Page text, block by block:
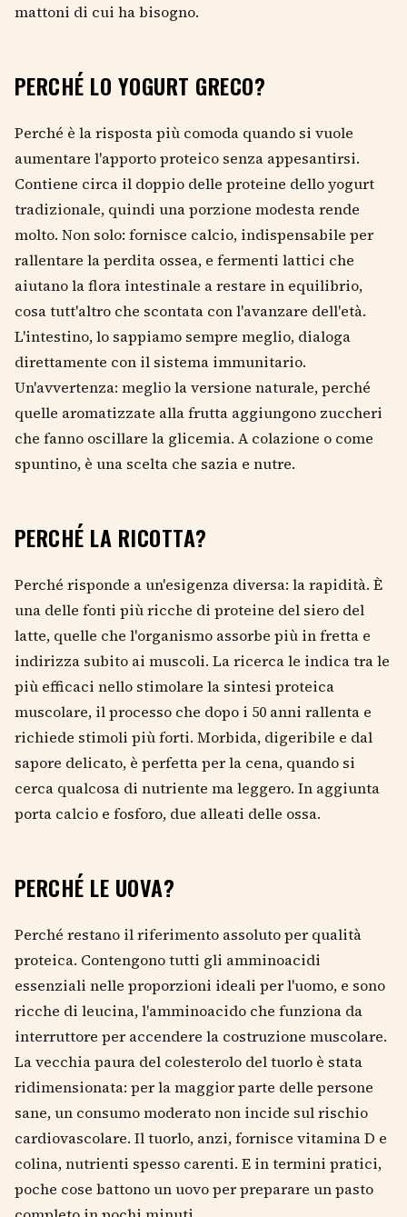
mattoni di cui ha bisogno.
PERCHÉ LO YOGURT GRECO?
Perché è la risposta più comoda quando si vuole
aumentare l'apporto proteico senza appesantirsi.
Contiene circa il doppio delle proteine dello yogurt
tradizionale, quindi una porzione modesta rende
molto. Non solo: fornisce calcio, indispensabile per
rallentare la perdita ossea, e fermenti lattici che
aiutano la flora intestinale a restare in equilibrio,
cosa tutt'altro che scontata con l'avanzare dell'età.
L'intestino, lo sappiamo sempre meglio, dialoga
direttamente con il sistema immunitario.
Un'avvertenza: meglio la versione naturale, perché
quelle aromatizzate alla frutta aggiungono zuccheri
che fanno oscillare la glicemia. A colazione o come
spuntino, è una scelta che sazia e nutre.
PERCHÉ LA RICOTTA?
Perché risponde a un'esigenza diversa: la rapidità. È
una delle fonti più ricche di proteine del siero del
latte, quelle che l'organismo assorbe più in fretta e
indirizza subito ai muscoli. La ricerca le indica tra le
più efficaci nello stimolare la sintesi proteica
muscolare, il processo che dopo i 50 anni rallenta e
richiede stimoli più forti. Morbida, digeribile e dal
sapore delicato, è perfetta per la cena, quando si
cerca qualcosa di nutriente ma leggero. In aggiunta
porta calcio e fosforo, due alleati delle ossa.
PERCHÉ LE UOVA?
Perché restano il riferimento assoluto per qualità
proteica. Contengono tutti gli amminoacidi
essenziali nelle proporzioni ideali per l'uomo, e sono
ricche di leucina, l'amminoacido che funziona da
interruttore per accendere la costruzione muscolare.
La vecchia paura del colesterolo del tuorlo è stata
ridimensionata: per la maggior parte delle persone
sane, un consumo moderato non incide sul rischio
cardiovascolare. Il tuorlo, anzi, fornisce vitamina D e
colina, nutrienti spesso carenti. E in termini pratici,
poche cose battono un uovo per preparare un pasto